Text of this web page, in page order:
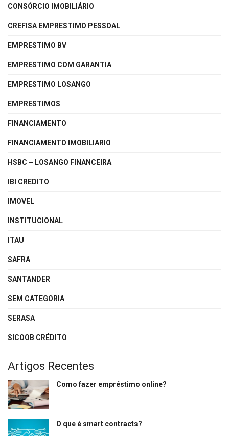
CONSÓRCIO IMOBILIÁRIO
CREFISA EMPRESTIMO PESSOAL
EMPRESTIMO BV
EMPRESTIMO COM GARANTIA
EMPRESTIMO LOSANGO
EMPRESTIMOS
FINANCIAMENTO
FINANCIAMENTO IMOBILIARIO
HSBC – LOSANGO FINANCEIRA
IBI CREDITO
IMOVEL
INSTITUCIONAL
ITAU
SAFRA
SANTANDER
SEM CATEGORIA
SERASA
SICOOB CRÉDITO
Artigos Recentes
Como fazer empréstimo online?
O que é smart contracts?